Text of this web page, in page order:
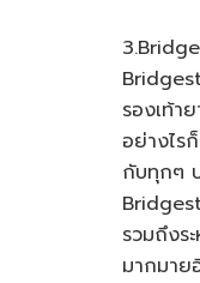
รองเท้า
อย่างไร
กับทุกๆ
รวมถึงร
มากมาย